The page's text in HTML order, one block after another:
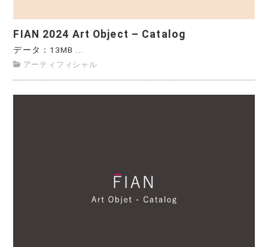
FIAN 2024 Art Object – Catalog
データ：13MB ...
アーティフィシャル